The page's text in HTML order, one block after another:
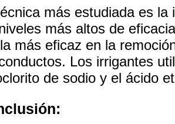
más estudiada es
más altos de
más eficaz en la
Los irrigantes
de sodio y el ácido